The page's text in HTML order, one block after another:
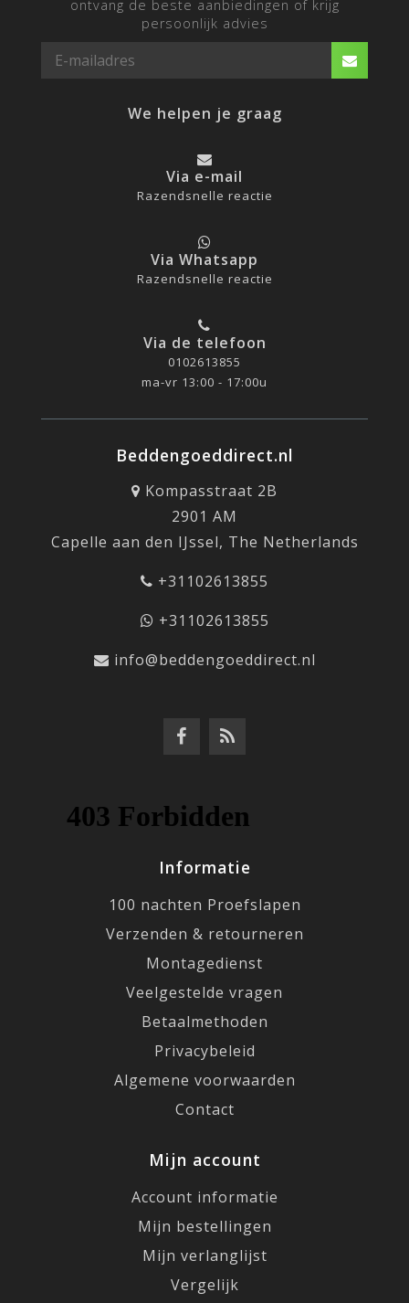
ontvang de beste aanbiedingen of krijg
persoonlijk advies
We helpen je graag
Via e-mail
Razendsnelle reactie
Via Whatsapp
Razendsnelle reactie
Via de telefoon
0102613855
ma-vr 13:00 - 17:00u
Beddengoeddirect.nl
Kompasstraat 2B
2901 AM
Capelle aan den IJssel, The Netherlands
+31102613855
+31102613855
info@beddengoeddirect.nl
Informatie
100 nachten Proefslapen
Verzenden & retourneren
Montagedienst
Veelgestelde vragen
Betaalmethoden
Privacybeleid
Algemene voorwaarden
Contact
Mijn account
Account informatie
Mijn bestellingen
Mijn verlanglijst
Vergelijk